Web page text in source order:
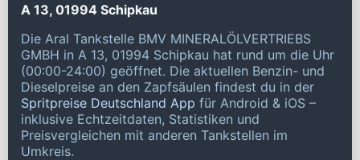
A 13, 01994 Schipkau
Die Aral Tankstelle BMV MINERALÖLVERTRIEBS
GMBH in A 13, 01994 Schipkau hat rund um die Uhr
(00:00-24:00) geöffnet. Die aktuellen Benzin- und
Dieselpreise an den Zapfsäulen findest du in der
Spritpreise Deutschland App für Android & iOS –
inklusive Echtzeitdaten, Statistiken und
Preisvergleichen mit anderen Tankstellen im
Umkreis.